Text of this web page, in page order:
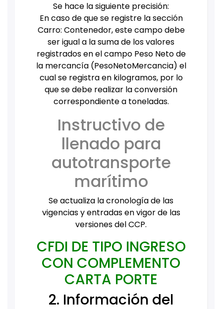
Se hace la siguiente precisión:
En caso de que se registre la sección
Carro: Contenedor, este campo debe
ser igual a la suma de los valores
registrados en el campo Peso Neto de
la mercancía (PesoNetoMercancia) el
cual se registra en kilogramos, por lo
que se debe realizar la conversión
correspondiente a toneladas.
Instructivo de
llenado para
autotransporte
marítimo
Se actualiza la cronología de las
vigencias y entradas en vigor de las
versiones del CCP.
CFDI DE TIPO INGRESO
CON COMPLEMENTO
CARTA PORTE
2. Información del